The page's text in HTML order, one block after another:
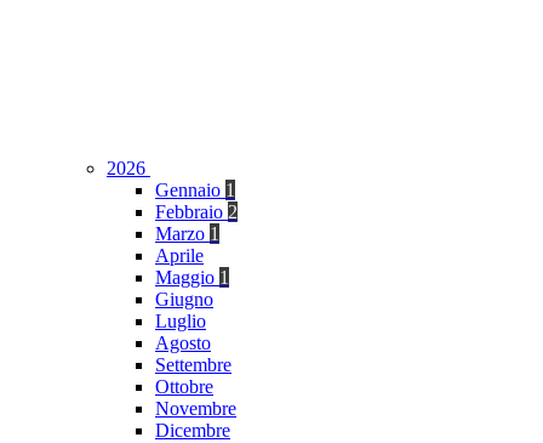
2026
Gennaio 1
Febbraio 2
Marzo 1
Aprile
Maggio 1
Giugno
Luglio
Agosto
Settembre
Ottobre
Novembre
Dicembre